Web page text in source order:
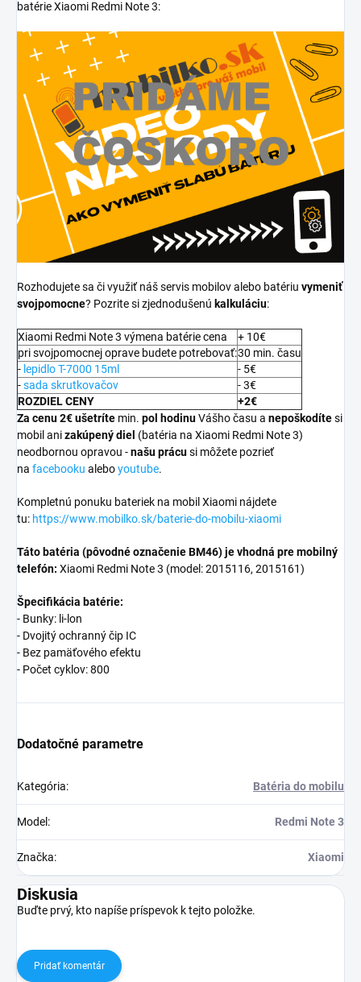
batérie Xiaomi Redmi Note 3:
Rozhodujete sa či využiť náš servis mobilov alebo batériu vymeniť
svojpomocne? Pozrite si zjednodušenú kalkuláciu:
Xiaomi Redmi Note 3 výmena batérie cena
+ 10€
pri svojpomocnej oprave budete potrebovať:30 min. času
- lepidlo T-7000 15ml
- 5€
-sada skrutkovačov
- 3€
ROZDIEL CENY
+2€
Za cenu 2€ ušetríte min. pol hodinuVášho času a nepoškodítesi
mobil anizakúpený diel (batéria na Xiaomi Redmi Note 3)
neodbornou opravou -našu prácusi môžete pozrieť
na facebooku aleboyoutube.
Kompletnú ponuku bateriek na mobil Xiaomi nájdete
tu: https://www.mobilko.sk/baterie-do-mobilu-xiaomi
Táto batéria (pôvodné označenie BM46) je vhodná pre mobilný
telefón: Xiaomi Redmi Note 3 (model:2015116, 2015161)
Špecifikácia batérie:
- Bunky: li-lon
- Dvojitý ochranný čip IC
- Bez pamäťového efektu
- Počet cyklov: 800
Dodatočné parametre
Kategória: Batéria do mobilu
Model : Redmi Note 3
Značka: Xiaomi
Diskusia
Buďte prvý, kto napíše príspevok k tejto položke.
Pridať komentár